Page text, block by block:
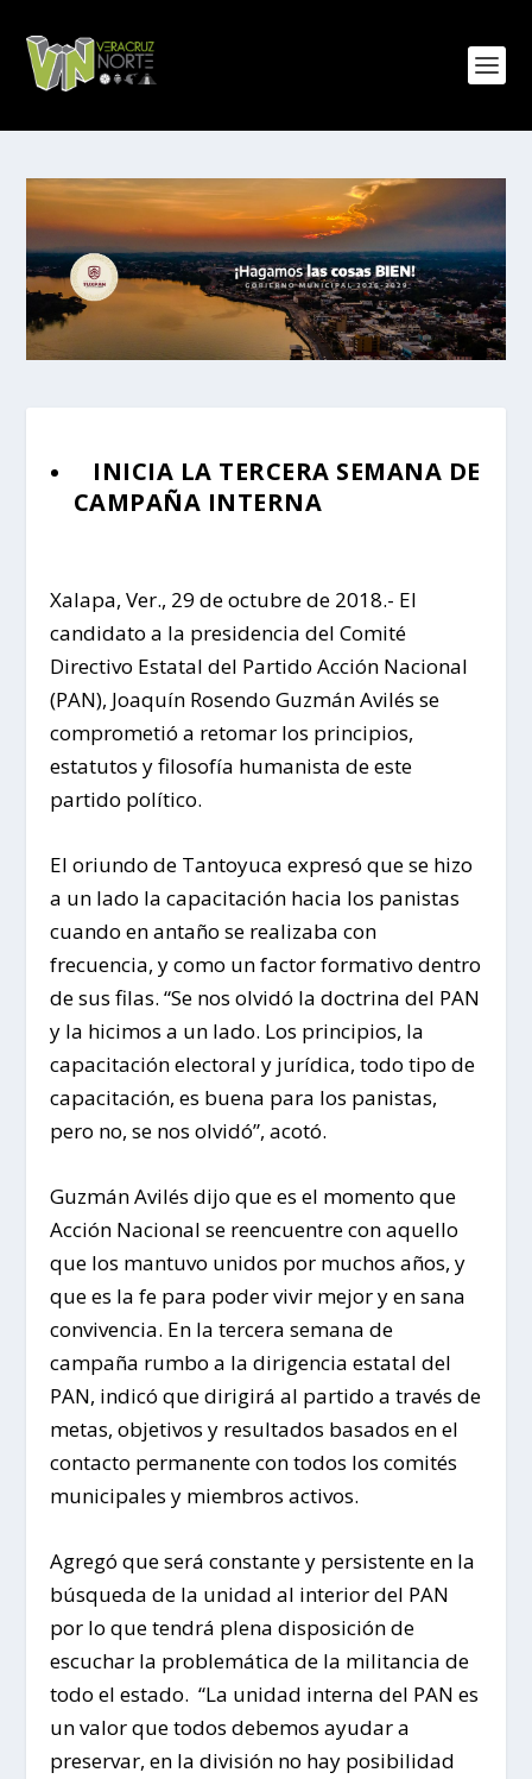
INICIA LA TERCERA SEMANA DE
CAMPAÑA INTERNA
Xalapa, Ver., 29 de octubre de 2018.- El
candidato a la presidencia del Comité
Directivo Estatal del Partido Acción Nacional
(PAN), Joaquín Rosendo Guzmán Avilés se
comprometió a retomar los principios,
estatutos y filosofía humanista de este
partido político.
El oriundo de Tantoyuca expresó que se hizo
a un lado la capacitación hacia los panistas
cuando en antaño se realizaba con
frecuencia, y como un factor formativo dentro
de sus filas. “Se nos olvidó la doctrina del PAN
y la hicimos a un lado. Los principios, la
capacitación electoral y jurídica, todo tipo de
capacitación, es buena para los panistas,
pero no, se nos olvidó”, acotó.
Guzmán Avilés dijo que es el momento que
Acción Nacional se reencuentre con aquello
que los mantuvo unidos por muchos años, y
que es la fe para poder vivir mejor y en sana
convivencia. En la tercera semana de
campaña rumbo a la dirigencia estatal del
PAN, indicó que dirigirá al partido a través de
metas, objetivos y resultados basados en el
contacto permanente con todos los comités
municipales y miembros activos.
Agregó que será constante y persistente en la
búsqueda de la unidad al interior del PAN
por lo que tendrá plena disposición de
escuchar la problemática de la militancia de
todo el estado. “La unidad interna del PAN es
un valor que todos debemos ayudar a
preservar, en la división no hay posibilidad